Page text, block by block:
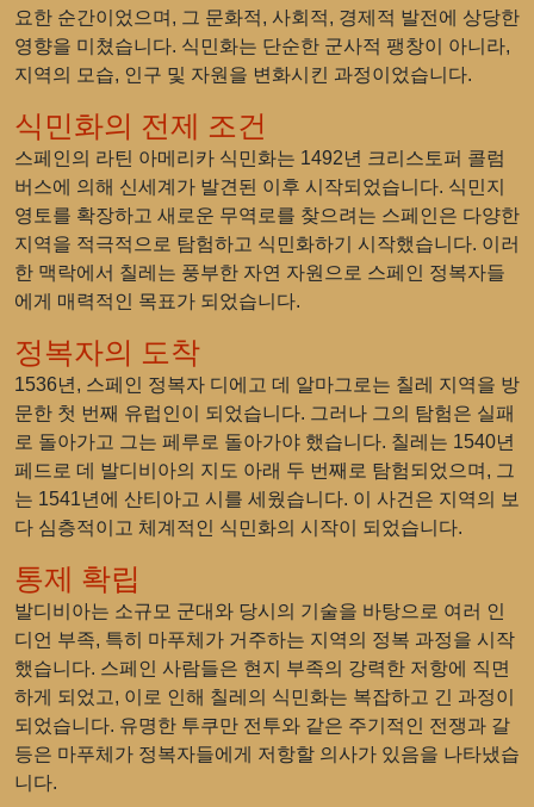
요한 순간이었으며, 그 문화적, 사회적, 경제적 발전에 상당한
영향을 미쳤습니다. 식민화는 단순한 군사적 팽창이 아니라,
지역의 모습, 인구 및 자원을 변화시킨 과정이었습니다.
식민화의 전제 조건
스페인의 라틴 아메리카 식민화는 1492년 크리스토퍼 콜럼
버스에 의해 신세계가 발견된 이후 시작되었습니다. 식민지
영토를 확장하고 새로운 무역로를 찾으려는 스페인은 다양한
지역을 적극적으로 탐험하고 식민화하기 시작했습니다. 이러
한 맥락에서 칠레는 풍부한 자연 자원으로 스페인 정복자들
에게 매력적인 목표가 되었습니다.
정복자의 도착
1536년, 스페인 정복자 디에고 데 알마그로는 칠레 지역을 방
문한 첫 번째 유럽인이 되었습니다. 그러나 그의 탐험은 실패
로 돌아가고 그는 페루로 돌아가야 했습니다. 칠레는 1540년
페드로 데 발디비아의 지도 아래 두 번째로 탐험되었으며, 그
는 1541년에 산티아고 시를 세웠습니다. 이 사건은 지역의 보
다 심층적이고 체계적인 식민화의 시작이 되었습니다.
통제 확립
발디비아는 소규모 군대와 당시의 기술을 바탕으로 여러 인
디언 부족, 특히 마푸체가 거주하는 지역의 정복 과정을 시작
했습니다. 스페인 사람들은 현지 부족의 강력한 저항에 직면
하게 되었고, 이로 인해 칠레의 식민화는 복잡하고 긴 과정이
되었습니다. 유명한 투쿠만 전투와 같은 주기적인 전쟁과 갈
등은 마푸체가 정복자들에게 저항할 의사가 있음을 나타냈습
니다.